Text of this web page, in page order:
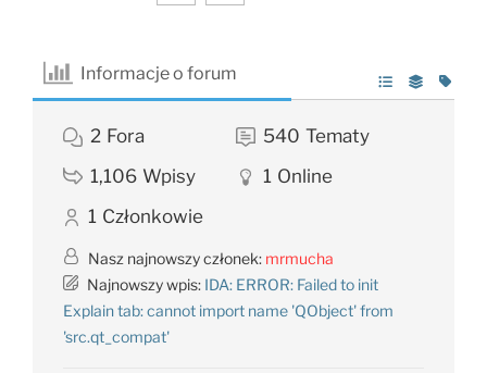
Informacje o forum
2 Fora 540 Tematy
1,106 Wpisy 1 Online
1 Członkowie
Nasz najnowszy członek: mrmucha
Najnowszy wpis: IDA: ERROR: Failed to init
Explain tab: cannot import name 'QObject' from
'src.qt_compat'